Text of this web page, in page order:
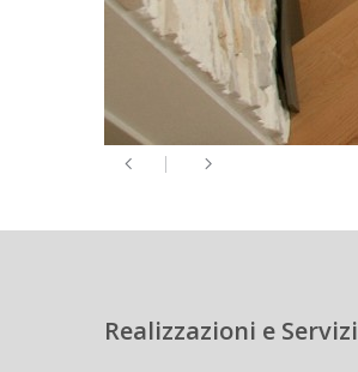
Realizzazioni e Servizi